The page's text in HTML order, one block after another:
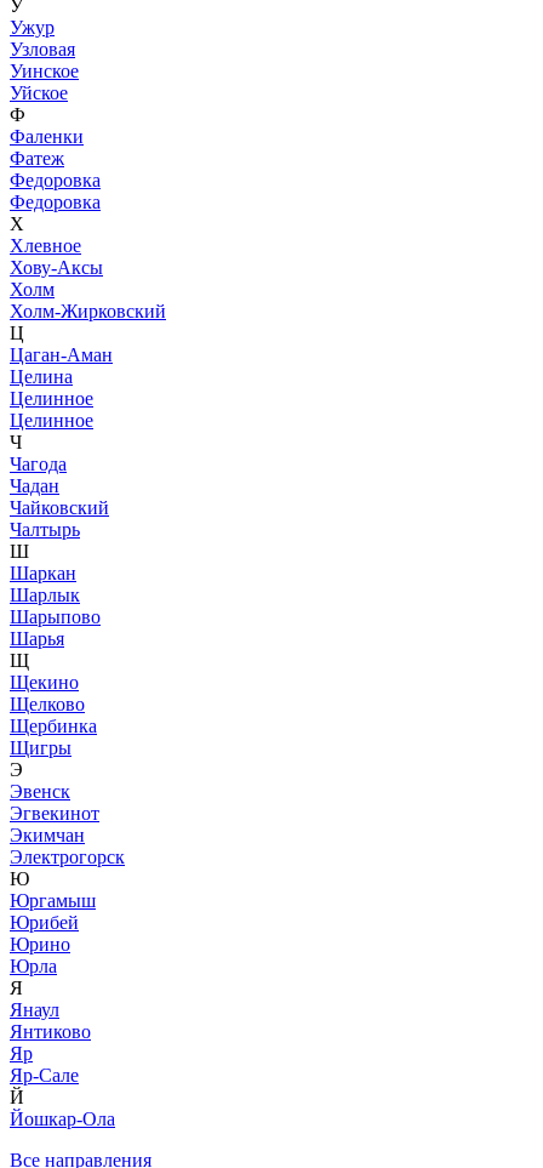
У
Ужур
Узловая
Уинское
Уйское
Ф
Фаленки
Фатеж
Федоровка
Федоровка
Х
Хлевное
Хову-Аксы
Холм
Холм-Жирковский
Ц
Цаган-Аман
Целина
Целинное
Целинное
Ч
Чагода
Чадан
Чайковский
Чалтырь
Ш
Шаркан
Шарлык
Шарыпово
Шарья
Щ
Щекино
Щелково
Щербинка
Щигры
Э
Эвенск
Эгвекинот
Экимчан
Электрогорск
Ю
Юргамыш
Юрибей
Юрино
Юрла
Я
Янаул
Янтиково
Яр
Яр-Сале
Й
Йошкар-Ола
Все направления